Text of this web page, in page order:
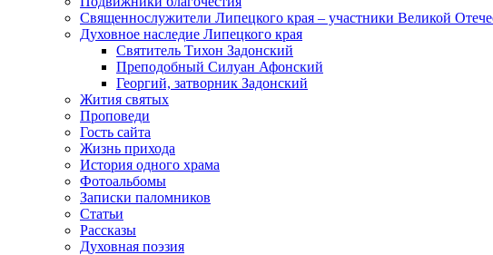
Священнослужители Липецкого края – участники Великой
Духовное наследие Липецкого края
Святитель Тихон Задонский
Преподобный Силуан Афонский
Георгий, затворник Задонский
Жития святых
Проповеди
Гость сайта
Жизнь прихода
История одного храма
Фотоальбомы
Записки паломников
Статьи
Рассказы
Духовная поэзия